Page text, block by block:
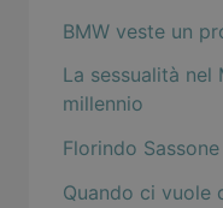
BMW veste un
La sessualità
millennio
Florindo
Quando ci vuole